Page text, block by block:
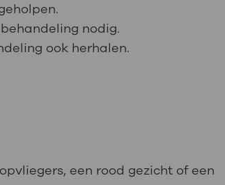
nodig.
ook herhalen.
een rood gezicht of een